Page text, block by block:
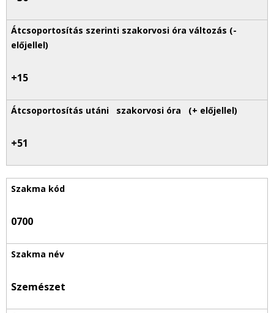
+15
+51
0700
Szemészet